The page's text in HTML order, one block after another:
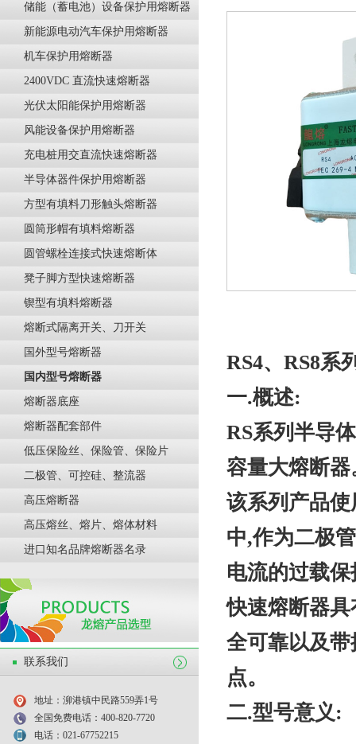
储能（蓄电池）设备保护用熔断器
新能源电动汽车保护用熔断器
机车保护用熔断器
2400VDC 直流快速熔断器
光伏太阳能保护用熔断器
风能设备保护用熔断器
充电桩用交直流快速熔断器
半导体器件保护用熔断器
方型有填料刀形触头熔断器
圆筒形帽有填料熔断器
圆管螺栓连接式快速熔断体
凳子脚方型快速熔断器
锲型有填料熔断器
熔断式隔离开关、刀开关
国外型号熔断器
国内型号熔断器
熔断器底座
熔断器配套部件
低压保险丝、保险管、保险片
二极管、可控硅、整流器
高压熔断器
高压熔丝、熔片、熔体材料
进口知名品牌熔断器名录
联系我们
地址：泖港镇中民路559弄1号
全国免费电话：400-820-7720
电话：021-67752215
RS4、RS8系
一.概述:
RS系列半导
容量大熔断器
该系列产品
中,作为二极
电流的过载保
快速熔断器
全可靠以及
点。
二.型号意义: